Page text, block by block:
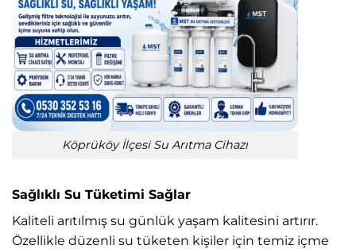
Köprüköy İlçesi Su Arıtma Cihazı
Sağlıklı Su Tüketimi Sağlar
Kaliteli arıtılmış su günlük yaşam kalitesini artırır.
Özellikle düzenli su tüketen kişiler için temiz içme